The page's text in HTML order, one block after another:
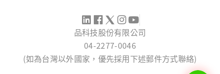
品科技股份有限公司
04-2277-0046
(如為台灣以外國家，優先採用下述郵件方式聯絡)